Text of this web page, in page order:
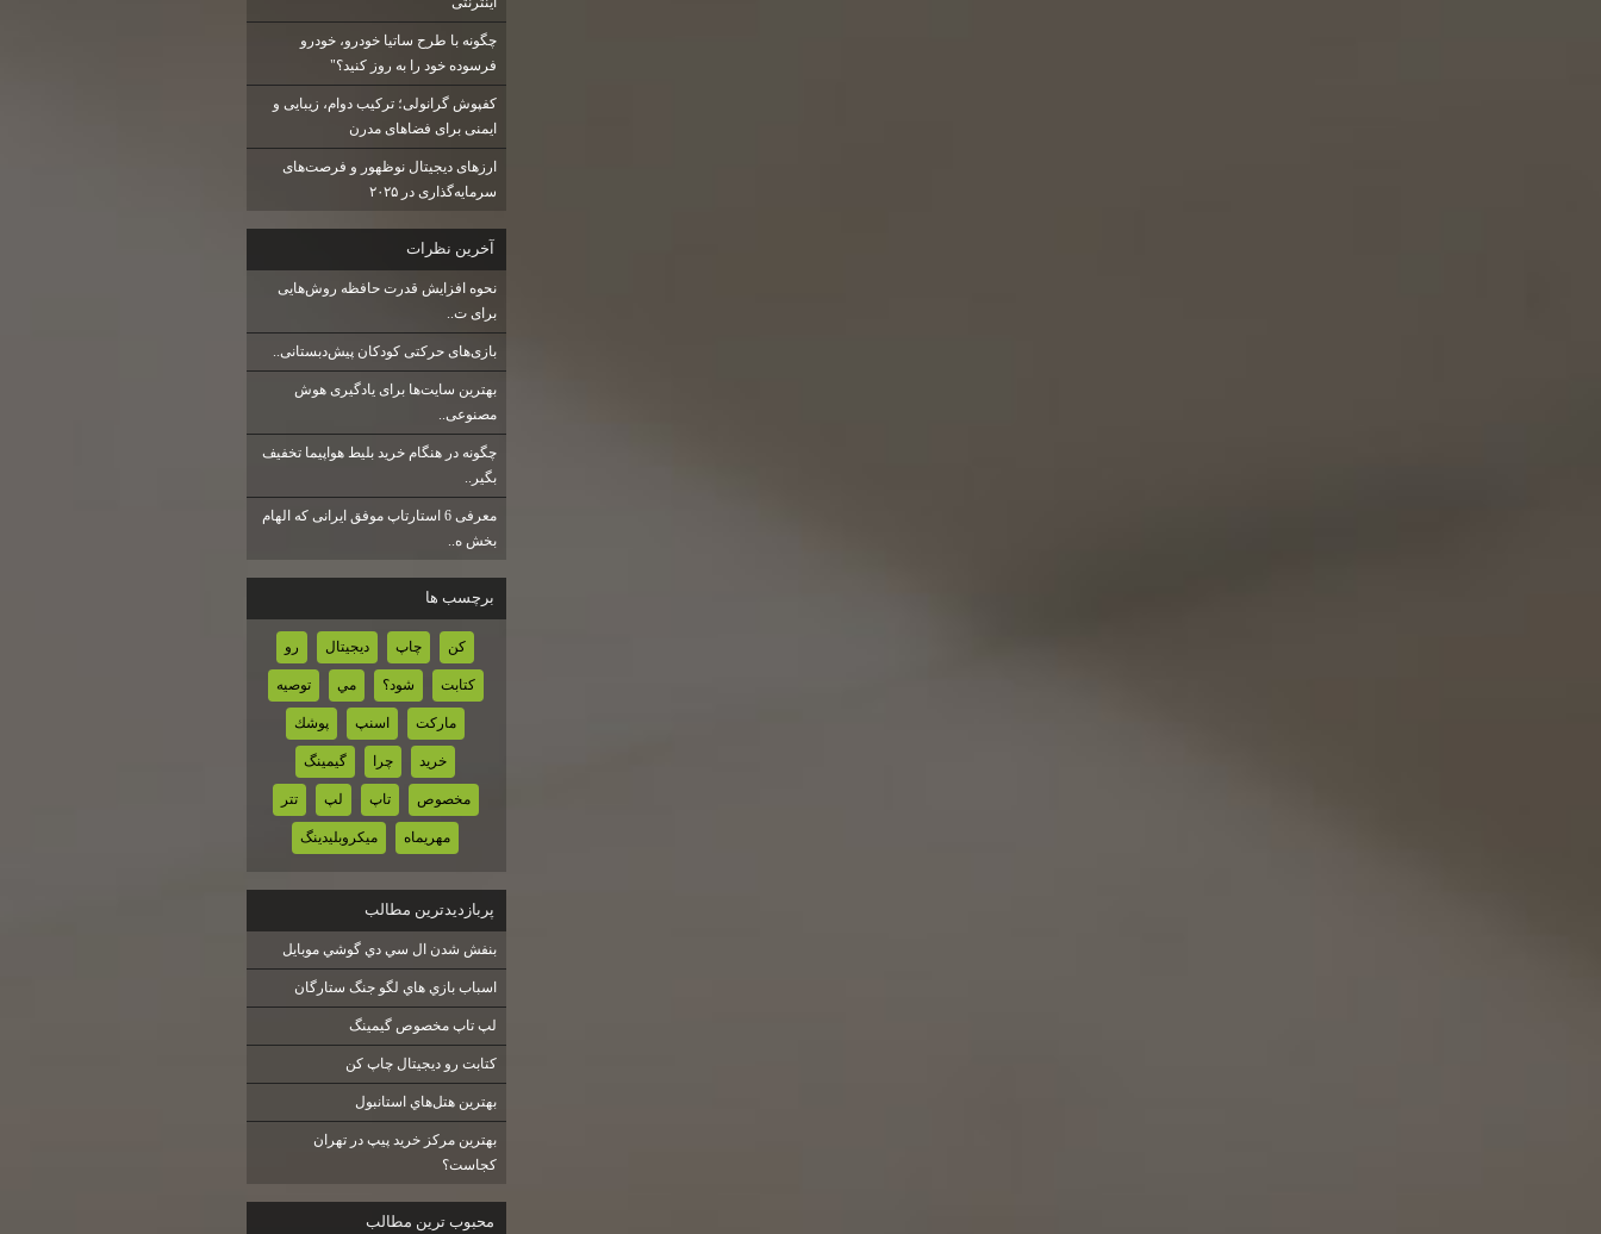
چگونه با طرح ساتیا خودرو، خودرو
فرسوده خود را به روز کنید؟"
کفپوش گرانولی؛ ترکیب دوام، زیبایی و
ایمنی برای فضاهای مدرن
ارزهای دیجیتال نوظهور و فرصت‌های
سرمایه‌گذاری در ۲۰۲۵
آخرين نظرات
نحوه افزایش قدرت حافظه روش‌هایی
برای ت..
بازی‌های حرکتی کودکان پیش‌دبستانی..
بهترین سایت‌ها برای یادگیری هوش
مصنوعی..
چگونه در هنگام خرید بلیط هواپیما تخفیف
بگیر..
معرفی 6 استارتاپ موفق ایرانی که الهام
بخش ه..
برچسب ها
كن چاپ ديجيتال رو
كتابت شود؟ مي توصيه
ماركت اسنپ پوشك
خريد چرا گيمينگ
مخصوص تاپ لپ تتر
مهريماه ميكروبليدينگ
پربازديدترين مطالب
بنفش شدن ال سي دي گوشي موبايل
اسباب بازي هاي لگو جنگ ستارگان
لپ تاپ مخصوص گيمينگ
كتابت رو ديجيتال چاپ كن
بهترين هتل‌هاي استانبول
بهترین مرکز خرید پیپ در تهران
کجاست؟
محبوب ترين مطالب